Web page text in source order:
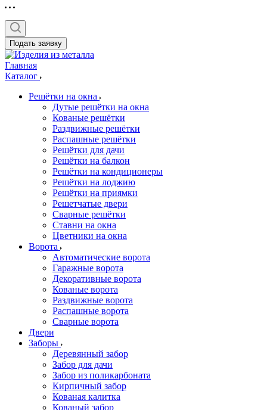
Подать заявку
Главная
Каталог
Решётки на окна
Дутые решётки на окна
Кованые решётки
Раздвижные решётки
Распашные решётки
Решётки для дачи
Решётки на балкон
Решётки на кондиционеры
Решётки на лоджию
Решётки на приямки
Решетчатые двери
Сварные решётки
Ставни на окна
Цветники на окна
Ворота
Автоматические ворота
Гаражные ворота
Декоративные ворота
Кованые ворота
Раздвижные ворота
Распашные ворота
Сварные ворота
Двери
Заборы
Деревянный забор
Забор для дачи
Забор из поликарбоната
Кирпичный забор
Кованая калитка
Кованый забор